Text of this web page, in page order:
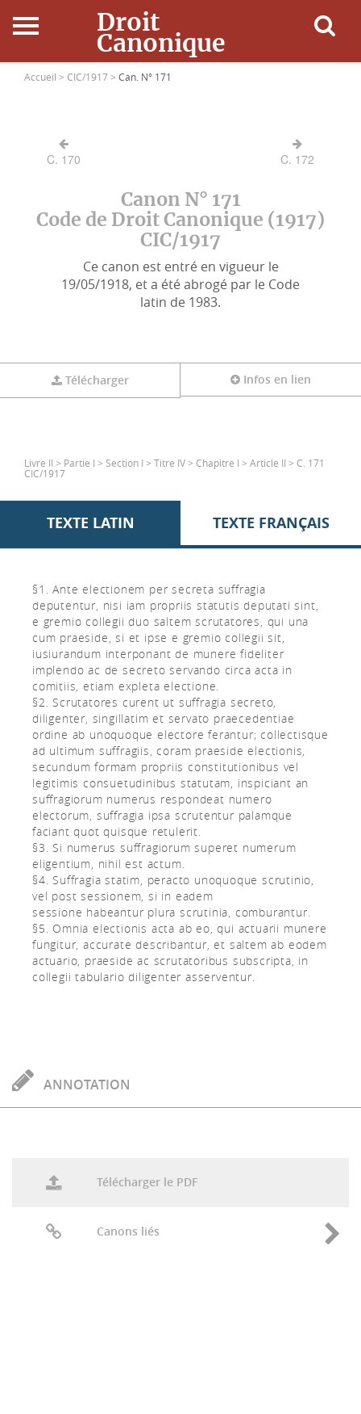
Droit
Canonique
Accueil
Ressources
Accueil > CIC/1917 > Can. N° 171
C. 170 C. 172
Canon N° 171
Code de Droit Canonique (1917)
CIC/1917
Ce canon est entré en vigueur le
19/05/1918, et a été abrogé par le Code
latin de 1983.
Télécharger Infos en lien
Livre II > Partie I > Section I > Titre IV > Chapitre I > Article II > C. 171
CIC/1917
TEXTE LATIN TEXTE FRANÇAIS
§1. Ante electionem per secreta suffragia
deputentur, nisi iam propriis statutis deputati sint,
e gremio collegii duo saltem scrutatores, qui una
cum praeside, si et ipse e gremio collegii sit,
iusiurandum interponant de munere fideliter
implendo ac de secreto servando circa acta in
comitiis, etiam expleta electione.
§2. Scrutatores curent ut suffragia secreto,
diligenter, singillatim et servato praecedentiae
ordine ab unoquoque electore ferantur; collectisque
ad ultimum suffragiis, coram praeside electionis,
secundum formam propriis constitutionibus vel
legitimis consuetudinibus statutam, inspiciant an
suffragiorum numerus respondeat numero
electorum, suffragia ipsa scrutentur palamque
faciant quot quisque retulerit.
§3. Si numerus suffragiorum superet numerum
eligentium, nihil est actum.
§4. Suffragia statim, peracto unoquoque scrutinio,
vel post sessionem, si in eadem
sessione habeantur plura scrutinia, comburantur.
§5. Omnia electionis acta ab eo, qui actuarii munere
fungitur, accurate describantur, et saltem ab eodem
actuario, praeside ac scrutatoribus subscripta, in
collegii tabulario diligenter asserventur.
ANNOTATION
Télécharger le PDF
Canons liés